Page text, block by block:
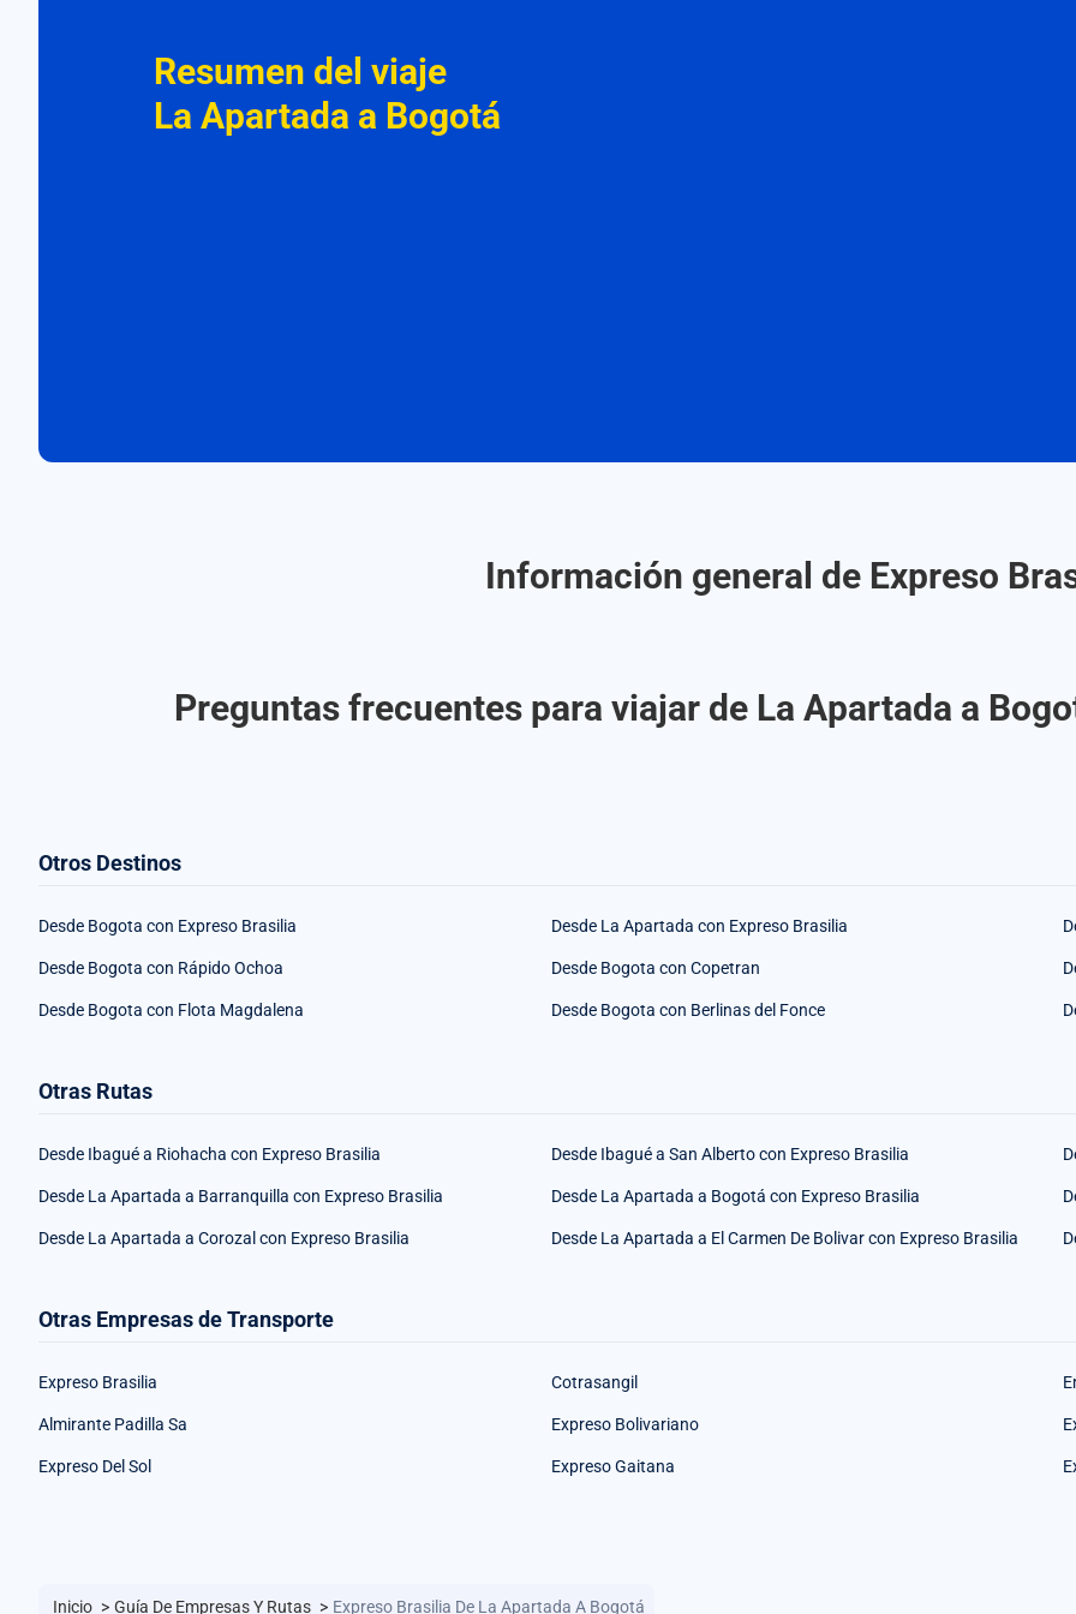
Resumen del viaje
La Apartada a Bogotá
Información general de Expreso
Preguntas frecuentes para viajar de La Apartada a
Otros Destinos
Desde Bogota con Expreso Brasilia Desde La Apartada con Expreso Brasilia
Desde Bogota con Rápido Ochoa Desde Bogota con Copetran
Desde Bogota con Flota Magdalena Desde Bogota con Berlinas del Fonce
Otras Rutas
Desde Ibagué a Riohacha con Expreso Brasilia Desde Ibagué a San Alberto con Expreso Brasilia
Desde La Apartada a Barranquilla con Expreso Brasilia Desde La Apartada a Bogotá con Expreso Brasilia
Desde La Apartada a Corozal con Expreso Brasilia Desde La Apartada a El Carmen De Bolivar con Expreso Brasilia
Otras Empresas de Transporte
Expreso Brasilia Cotrasangil
Almirante Padilla Sa Expreso Bolivariano
Expreso Del Sol Expreso Gaitana
Inicio > Guía De Empresas Y Rutas > Expreso Brasilia De La Apartada A Bogotá